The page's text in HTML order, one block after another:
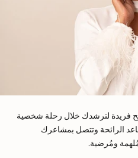
فريدة لترشدك خلال رحلة شخصية
الرائحة وتتصل بمشاعرك
ومُرضية.